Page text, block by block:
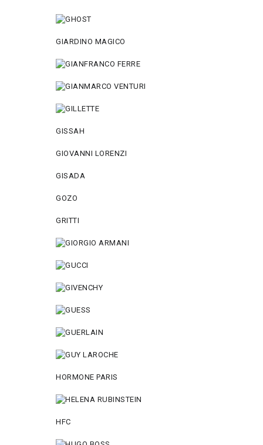
GIARDINO MAGICO
GISSAH
GIOVANNI LORENZI
GISADA
GOZO
GRITTI
HORMONE PARIS
HFC